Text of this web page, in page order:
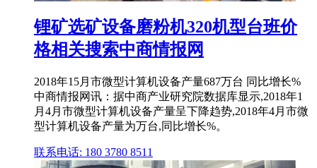
锂矿选矿设备磨粉机320机型台班价
格相关搜索中商情报网
2018年15月市微型计算机设备产量687万台 同比增长%
中商情报网讯：据中商产业研究院数据库显示,2018年1
月4月市微型计算机设备产量呈下降趋势,2018年4月市微
型计算机设备产量为万台,同比增长%。
联系电话: 180 3780 8511